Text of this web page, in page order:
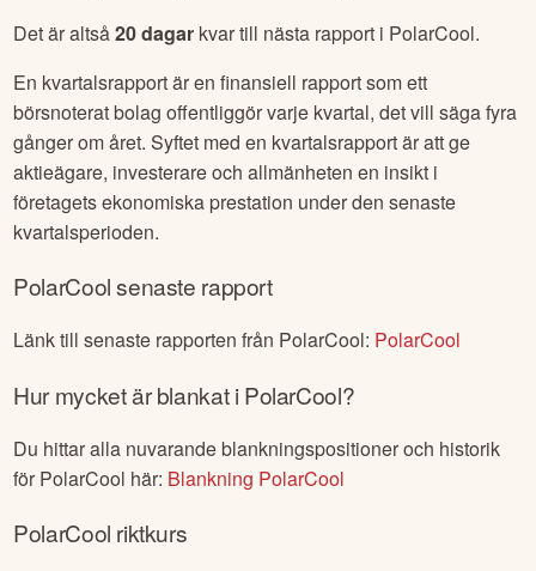
Det är altså20dagar kvar till nästa rapport i PolarCool.
En kvartalsrapport är en finansiell rapport som ett
börsnoterat bolag offentliggör varje kvartal, det vill säga fyra
gånger om året. Syftet med en kvartalsrapport är att ge
aktieägare, investerare och allmänheten en insikt i
företagets ekonomiska prestation under den senaste
kvartalsperioden.
PolarCoolsenaste rapport
Länk till senaste rapporten från PolarCool: PolarCool
Hur mycket är blankat iPolarCool?
Du hittar alla nuvarande blankningspositioner och historik
för PolarCool här: Blankning PolarCool
PolarCool riktkurs